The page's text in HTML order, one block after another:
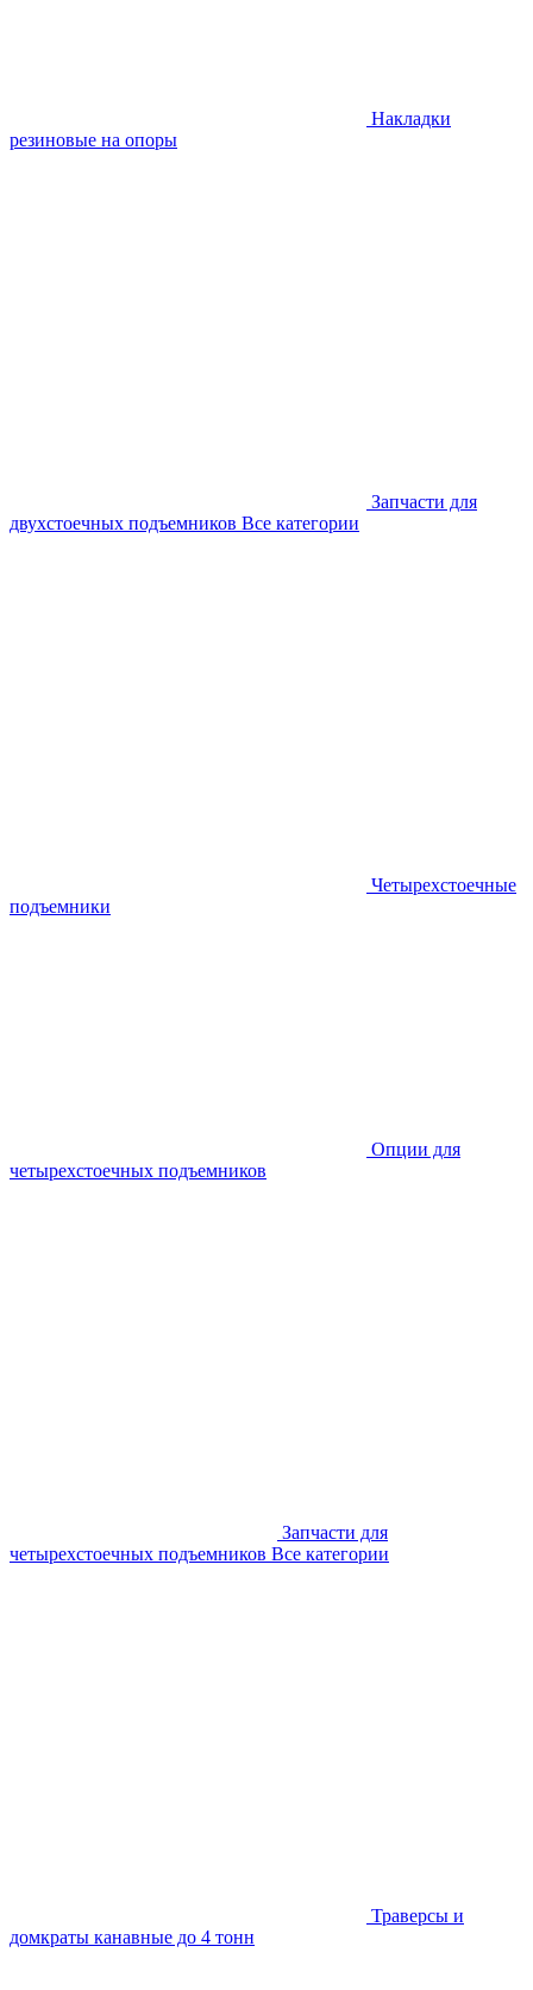
Накладки
резиновые на опоры
Запчасти для
двухстоечных подъемников Все категории
Четырехстоечные
подъемники
Опции для
четырехстоечных подъемников
Запчасти для
четырехстоечных подъемников Все категории
Траверсы и
домкраты канавные до 4 тонн